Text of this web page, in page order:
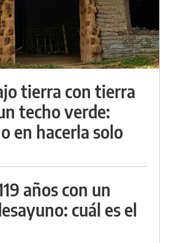
tierra con tierra
techo verde:
en hacerla solo
años con un
cuál es el